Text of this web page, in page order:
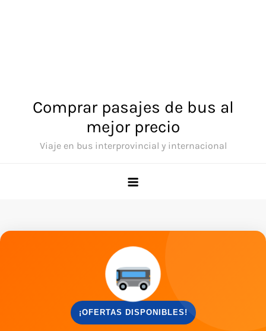
Comprar pasajes de bus al
mejor precio
Viaje en bus interprovincial y internacional
¡OFERTAS DISPONIBLES!